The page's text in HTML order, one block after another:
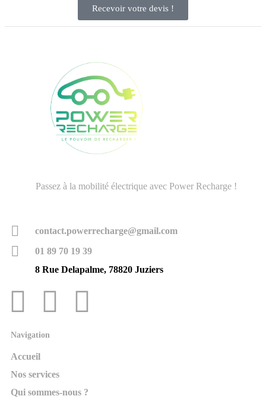
Recevoir votre devis !
Passez à la mobilité électrique avec Power Recharge !
contact.powerrecharge@gmail.com
01 89 70 19 39
8 Rue Delapalme, 78820 Juziers
Navigation
Accueil
Nos services
Qui sommes-nous ?